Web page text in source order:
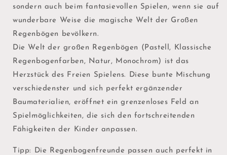
sondern auch beim fantasievollen Spielen, wenn sie auf
wunderbare Weise die magische Welt der Großen
Regenbögen bevölkern.
Die Welt der großen Regenbögen (Pastell, Klassische
Regenbogenfarben, Natur, Monochrom) ist das
Herzstück des Freien Spielens. Diese bunte Mischung
verschiedenster und sich perfekt ergänzender
Baumaterialien, eröffnet ein grenzenloses Feld an
Spielmöglichkeiten, die sich den fortschreitenden
Fähigkeiten der Kinder anpassen.
Tipp: Die Regenbogenfreunde passen auch perfekt in